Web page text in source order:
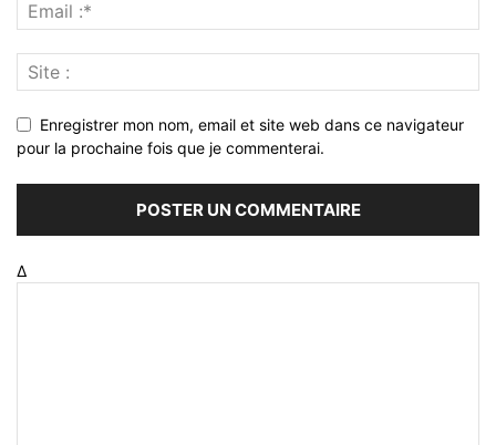
Enregistrer mon nom, email et site web dans ce navigateur
pour la prochaine fois que je commenterai.
Δ